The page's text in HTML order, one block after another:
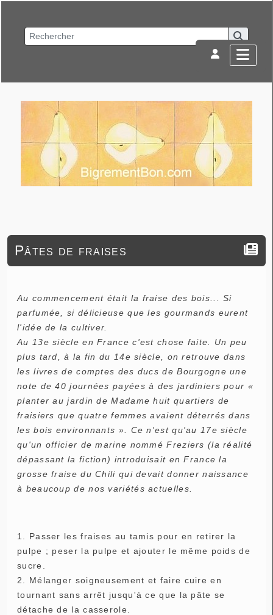
Pâtes de fraises
Au commencement était la fraise des bois... Si
parfumée, si délicieuse que les gourmands eurent
l'idée de la cultiver.
Au 13e siècle en France c'est chose faite. Un peu
plus tard, à la fin du 14e siècle, on retrouve dans
les livres de comptes des ducs de Bourgogne une
note de 40 journées payées à des jardiniers pour «
planter au jardin de Madame huit quartiers de
fraisiers que quatre femmes avaient déterrés dans
les bois environnants ». Ce n'est qu'au 17e siècle
qu'un officier de marine nommé Freziers (la réalité
dépassant la fiction) introduisait en France la
grosse fraise du Chili qui devait donner naissance
à beaucoup de nos variétés actuelles.
1. Passer les fraises au tamis pour en retirer la
pulpe ; peser la pulpe et ajouter le même poids de
sucre.
2. Mélanger soigneusement et faire cuire en
tournant sans arrêt jusqu'à ce que la pâte se
détache de la casserole.